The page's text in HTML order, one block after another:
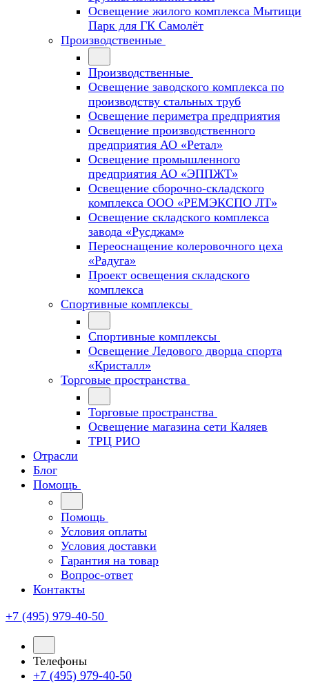
Освещение жилого комплекса Мытищи
Парк для ГК Самолёт
Производственные
Производственные
Освещение заводского комплекса по
производству стальных труб
Освещение периметра предприятия
Освещение производственного
предприятия АО «Ретал»
Освещение промышленного
предприятия АО «ЭППЖТ»
Освещение сборочно-складского
комплекса ООО «РЕМЭКСПО ЛТ»
Освещение складского комплекса
завода «Русджам»
Переоснащение колеровочного цеха
«Радуга»
Проект освещения складского
комплекса
Спортивные комплексы
Спортивные комплексы
Освещение Ледового дворца спорта
«Кристалл»
Торговые пространства
Торговые пространства
Освещение магазина сети Каляев
ТРЦ РИО
Отрасли
Блог
Помощь
Помощь
Условия оплаты
Условия доставки
Гарантия на товар
Вопрос-ответ
Контакты
+7 (495) 979-40-50
Телефоны
+7 (495) 979-40-50